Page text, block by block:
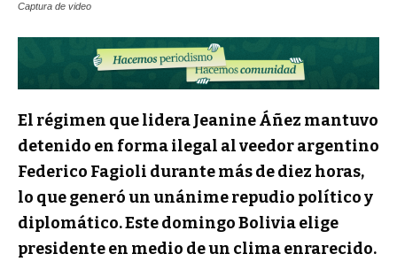
Captura de video
El régimen que lidera Jeanine Áñez mantuvo
detenido en forma ilegal al veedor argentino
Federico Fagioli durante más de diez horas,
lo que generó un unánime repudio político y
diplomático. Este domingo Bolivia elige
presidente en medio de un clima enrarecido.